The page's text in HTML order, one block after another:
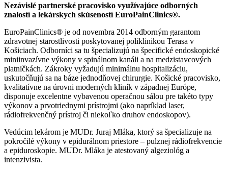
Nezávislé partnerské pracovisko využívajúce odborných
znalostí a lekárskych skúseností EuroPainClinics®.
EuroPainClinics® je od novembra 2014 odborným garantom
zdravotnej starostlivosti poskytovanej poliklinikou Terasa v
Košiciach. Odborníci sa tu špecializujú na špecifické endoskopické
miniinvazívne výkony v spinálnom kanáli a na medzistavcových
platničkách. Zákroky vyžadujú minimálnu hospitalizáciu,
uskutočňujú sa na báze jednodňovej chirurgie. Košické pracovisko,
kvalitatívne na úrovni moderných kliník v západnej Európe,
disponuje excelentne vybavenou operačnou sálou pre takéto typy
výkonov a prvotriednymi prístrojmi (ako napríklad laser,
rádiofrekvenčný prístroj či niekoľko druhov endoskopov).
Vedúcim lekárom je MUDr. Juraj Mláka, ktorý sa špecializuje na
pokročilé výkony v epidurálnom priestore – pulznej rádiofrekvencie
a epiduroskopie. MUDr. Mláka je atestovaný algeziológ a
intenzivista.